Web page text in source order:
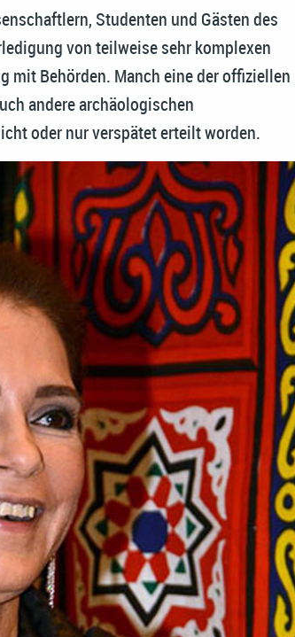
Studenten und Gästen des
von teilweise sehr komplexen
mit Behörden. Manch eine der offiziellen
andere archäologischen
oder nur verspätet erteilt worden.